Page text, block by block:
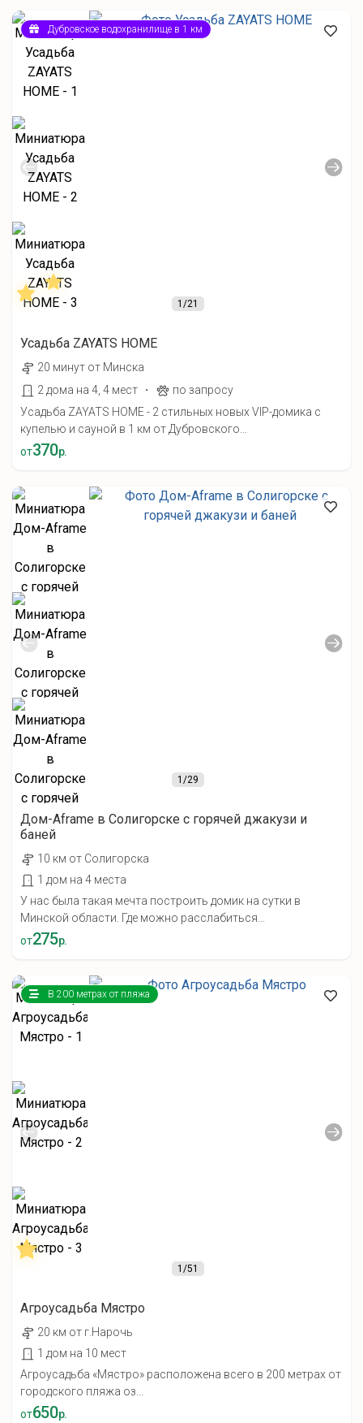
1/21
Дубровское водохранилище в 1 км
Усадьба ZAYATS HOME
20 минут от Минска
2 дома на 4, 4 мест
·
по запросу
Усадьба ZAYATS HOME - 2 стильных новых VIP-домика с
купелью и сауной в 1 км от Дубровского...
от370р.
1/29
Дом-Aframe в Солигорске с горячей джакузи и
баней
10 км от Солигорска
1 дом на 4 места
У нас была такая мечта построить домик на сутки в
Минской области. Где можно расслабиться...
от275р.
1/51
В 200 метрах от пляжа
Агроусадьба Мястро
20 км от г.Нарочь
1 дом на 10 мест
Агроусадьба «Мястро» расположена всего в 200 метрах от
городского пляжа оз...
от650р.